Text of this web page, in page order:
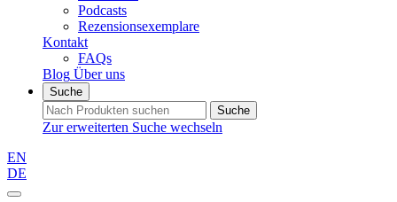
Podcasts
Rezensionsexemplare
Kontakt
FAQs
Blog Über uns
Suche
Suche
Zur erweiterten Suche wechseln
EN
DE